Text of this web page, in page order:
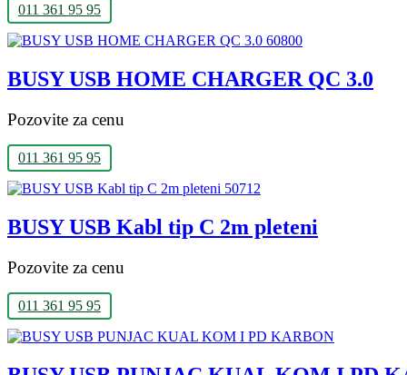
011 361 95 95
BUSY USB HOME CHARGER QC 3.0
Pozovite za cenu
011 361 95 95
BUSY USB Kabl tip C 2m pleteni
Pozovite za cenu
011 361 95 95